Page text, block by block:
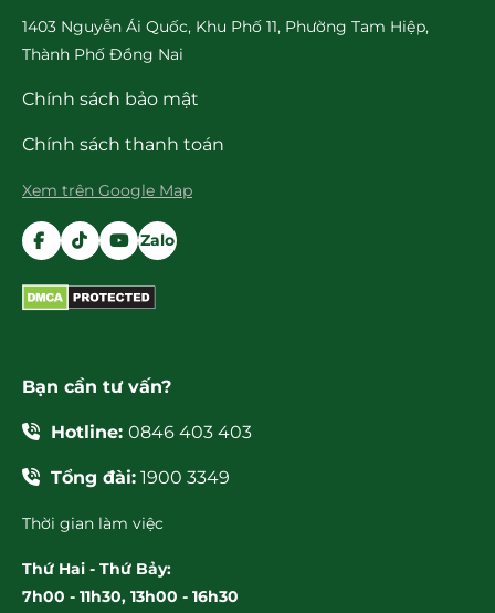
1403 Nguyễn Ái Quốc, Khu Phố 11, Phường Tam Hiệp,
Thành Phố Đồng Nai
Chính sách bảo mật
Chính sách thanh toán
Xem trên Google Map
Zalo
Bạn cần tư vấn?
Hotline: 0846 403 403
Tổng đài: 1900 3349
Thời gian làm việc
Thứ Hai - Thứ Bảy:
7h00 - 11h30, 13h00 - 16h30